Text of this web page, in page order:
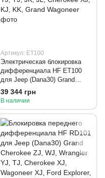
Артикул: ET100
Электрическая блокировка
дифференциала HF ET100
для Jeep (Dana30) Grand
Cherokee ZJ, WJ, Wrangler YJ,
TJ, JK, JL, Cherokee XJ, KJ,
39 344 грн
В наличии